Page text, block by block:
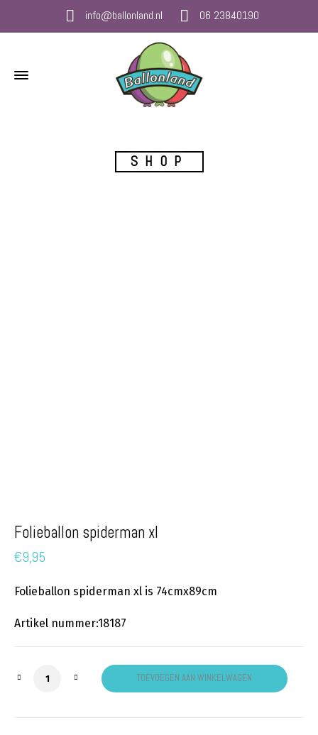
info@ballonland.nl 06 23840190
SHOP
Folieballon spiderman xl
€9,95
Folieballon spiderman xl is 74cmx89cm
Artikel nummer:18187
Folieballon spiderman xl aantal
TOEVOEGEN AAN WINKELWAGEN